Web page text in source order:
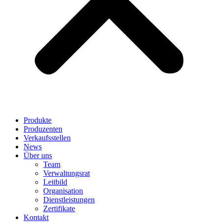
Produkte
Produzenten
Verkaufsstellen
News
Über uns
Team
Verwaltungsrat
Leitbild
Organisation
Dienstleistungen
Zertifikate
Kontakt